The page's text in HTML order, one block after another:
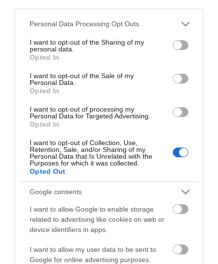
Please note that this website/app uses one or more Google
not limited to your visit or usage behaviour. You may click to
grant or deny consent to Google and its third-party tags to
use your data for below specified purposes in below Google
consent section.
Personal Data Processing Opt Outs
I want to opt-out of the Sharing of my
personal data.
Opted In
I want to opt-out of the Sale of my
Personal Data.
Opted In
I want to opt-out of processing my
Personal Data for Targeted Advertising.
Opted In
I want to opt-out of Collection, Use,
Retention, Sale, and/or Sharing of my
Personal Data that Is Unrelated with the
Purposes for which it was collected.
Opted Out
Google consents
I want to allow Google to enable storage
related to advertising like cookies on web or
device identifiers in apps.
I want to allow my user data to be sent to
Google for online advertising purposes.
Αποθήκευσε το όνομά μου, email, και τον ιστότοπο μου σε
αυτόν τον πλοηγό για την επόμενη φορά που θα σχολιάσω.